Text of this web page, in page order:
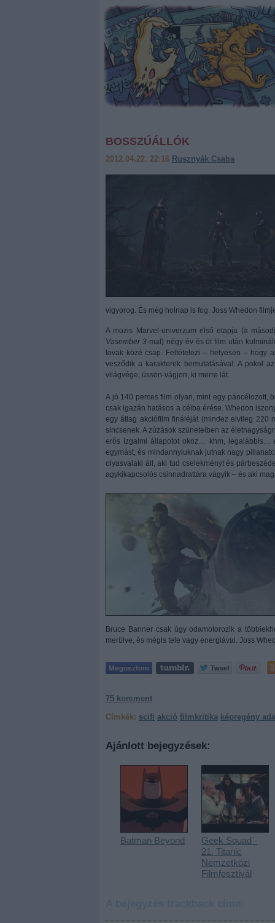
BOSSZÚÁLLÓK
2012.04.22. 22:16 Rusznyák Csaba
vigyorog. És még holnap is fog. Joss Whedon
A mozis Marvel-univerzum első etapja (a
Vasember 3-mal) négy év és öt film után
lovak közé csap. Feltételezi – helyesen – hogy
vesződik a karakterek bemutatásával. A pokol
világvége, üssön-vágjon, ki merre lát.
A jó 140 perces film olyan, mint egy páncélozott,
csak igazán hatásos a célba érése. Whedon
egy átlag akciófilm fináléját (mindez elvileg 220
sincsenek. A zúzások szüneteiben az
erős izgalmi állapotot okoz… khm, legalábbis…
egymást, és mindannyiuknak jutnak nagy
olyasvalaki áll, aki tud cselekményt és
agykikapcsolós csinnadrattára vágyik – és aki
Bruce Banner csak úgy odamotorozik a
merülve, és mégis tele vagy energiával. Joss
75 komment
Címkék: scifi akció filmkritika képregény
Ajánlott bejegyzések:
Batman Beyond
Geek Squad -
21. Titanic
Nemzetközi
Filmfesztivál